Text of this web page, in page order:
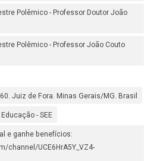
Polêmico - Professor Doutor João
Polêmico - Professor João Couto
Juiz de Fora. Minas Gerais/MG. Brasil
- SEE
e ganhe benefícios:
channel/UCE6HrA5Y_VZ4-